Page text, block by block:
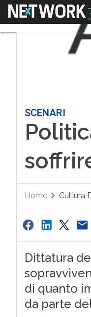
Menu
SCENARI
Home Cultura
Dittatura
di quanto
da parte